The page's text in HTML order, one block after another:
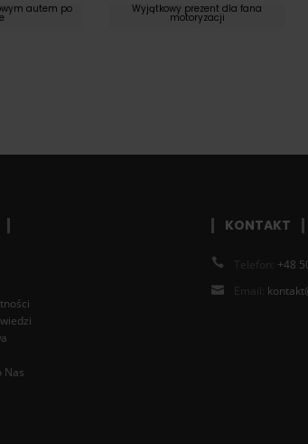
autem po Wyjątkowy prezent dla fana
motoryzacji
Nas
KONTAKT
Telefon: +48
Email: